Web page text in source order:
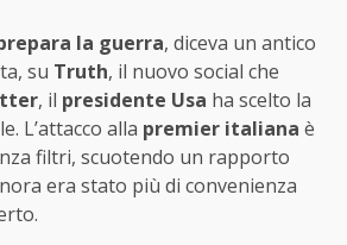
la guerra, diceva un antico
su Truth, il nuovo social che
, il presidente Usa ha scelto la
L’attacco alla premier italiana è
filtri, scuotendo un rapporto
era stato più di convenienza